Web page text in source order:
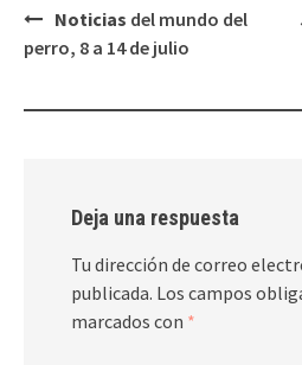
Navegación
de
Noticias del mundo del
perro, 8 a 14 de julio
Deja una respuesta
Tu dirección de correo
publicada. Los campos
marcados con *